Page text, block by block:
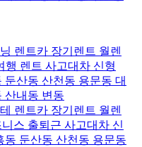
렌트카 장기렌트 월렌
행 렌트 사고대차 신형
산동 산천동 용문동 대
산내동 변동
렌트카 장기렌트 월렌
스 출퇴근 사고대차 신
동 둔산동 산천동 용문동